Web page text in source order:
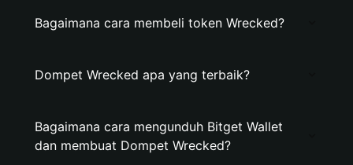
Bagaimana cara membeli token Wrecked?
Dompet Wrecked apa yang terbaik?
Bagaimana cara mengunduh Bitget Wallet
dan membuat Dompet Wrecked?